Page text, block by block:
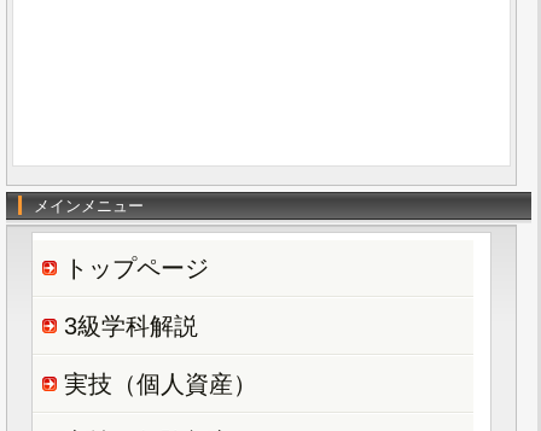
メインメニュー
トップページ
3級学科解説
実技（個人資産）